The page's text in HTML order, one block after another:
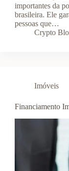
importantes da
brasileira. Ele
pessoas que…
Crypto
Imóveis
Financiamento